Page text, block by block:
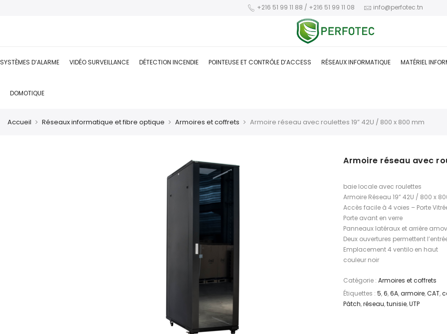
+216 51 99 11 88 / +216 51 99 11 08 info@perfotec.tn
SYSTÈMES D’ALARME VIDÉO SURVEILLANCE DÉTECTION INCENDIE POINTEUSE ET CONTRÔLE D’ACCESS RÉSEAUX INFORMATIQUE MATÉRIEL
DOMOTIQUE
Accueil Réseaux informatique et fibre optique Armoires et coffrets Armoire réseau avec roulettes 19” 42U / 800 x 800 mm
Armoire réseau avec
baie locale avec roulettes
Armoire Réseau 19” 42U / 800 x
Accès facile à 4 voies – Porte
Porte avant en verre
Panneaux latéraux et arrière
Deux ouvertures permettent
Emplacement 4 ventilo en haut
couleur noir
Catégorie : Armoires et coffrets
Étiquettes : 5,6,6A,armoire,CAT,
Pâtch,réseau,tunisie,UTP